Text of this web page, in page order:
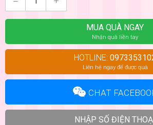
MUA QUÀ NGAY
Nhận quà liền tay
HOTLINE:
Liên hệ ngay để được quà
CHAT
NHẬP SỐ ĐIỆN